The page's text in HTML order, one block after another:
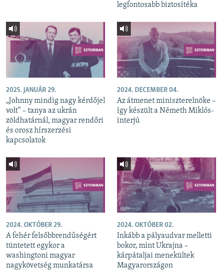
legfontosabb biztosítéka
2025. JANUÁR 29.
„Johnny mindig nagy kérdőjel
volt” – tanya az ukrán
zöldhatárnál, magyar rendőri
és orosz hírszerzési
kapcsolatok
2024. DECEMBER 04.
Az átmenet miniszterelnöke –
így készült a Németh Miklós-
interjú
2024. OKTÓBER 29.
A fehér felsőbbrendűségért
tüntetett egykor a
washingtoni magyar
nagykövetség munkatársa
2024. OKTÓBER 02.
Inkább a pályaudvar melletti
bokor, mint Ukrajna –
kárpátaljai menekültek
Magyarországon